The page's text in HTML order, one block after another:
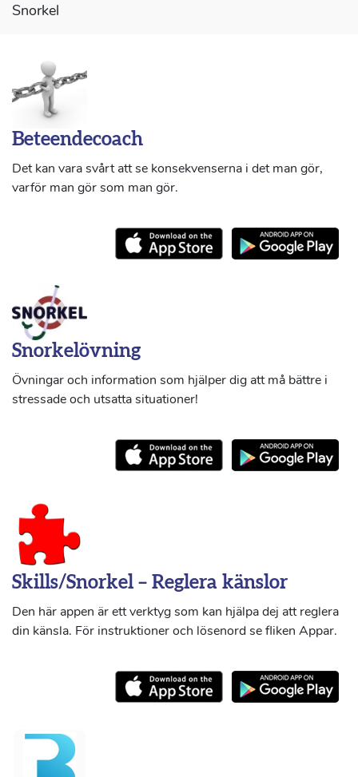
Snorkel
Beteendecoach
Det kan vara svårt att se konsekvenserna i det man gör,
varför man gör som man gör.
Snorkelövning
Övningar och information som hjälper dig att må bättre i
stressade och utsatta situationer!
Skills/Snorkel – Reglera känslor
Den här appen är ett verktyg som kan hjälpa dej att reglera
din känsla. För instruktioner och lösenord se fliken Appar.